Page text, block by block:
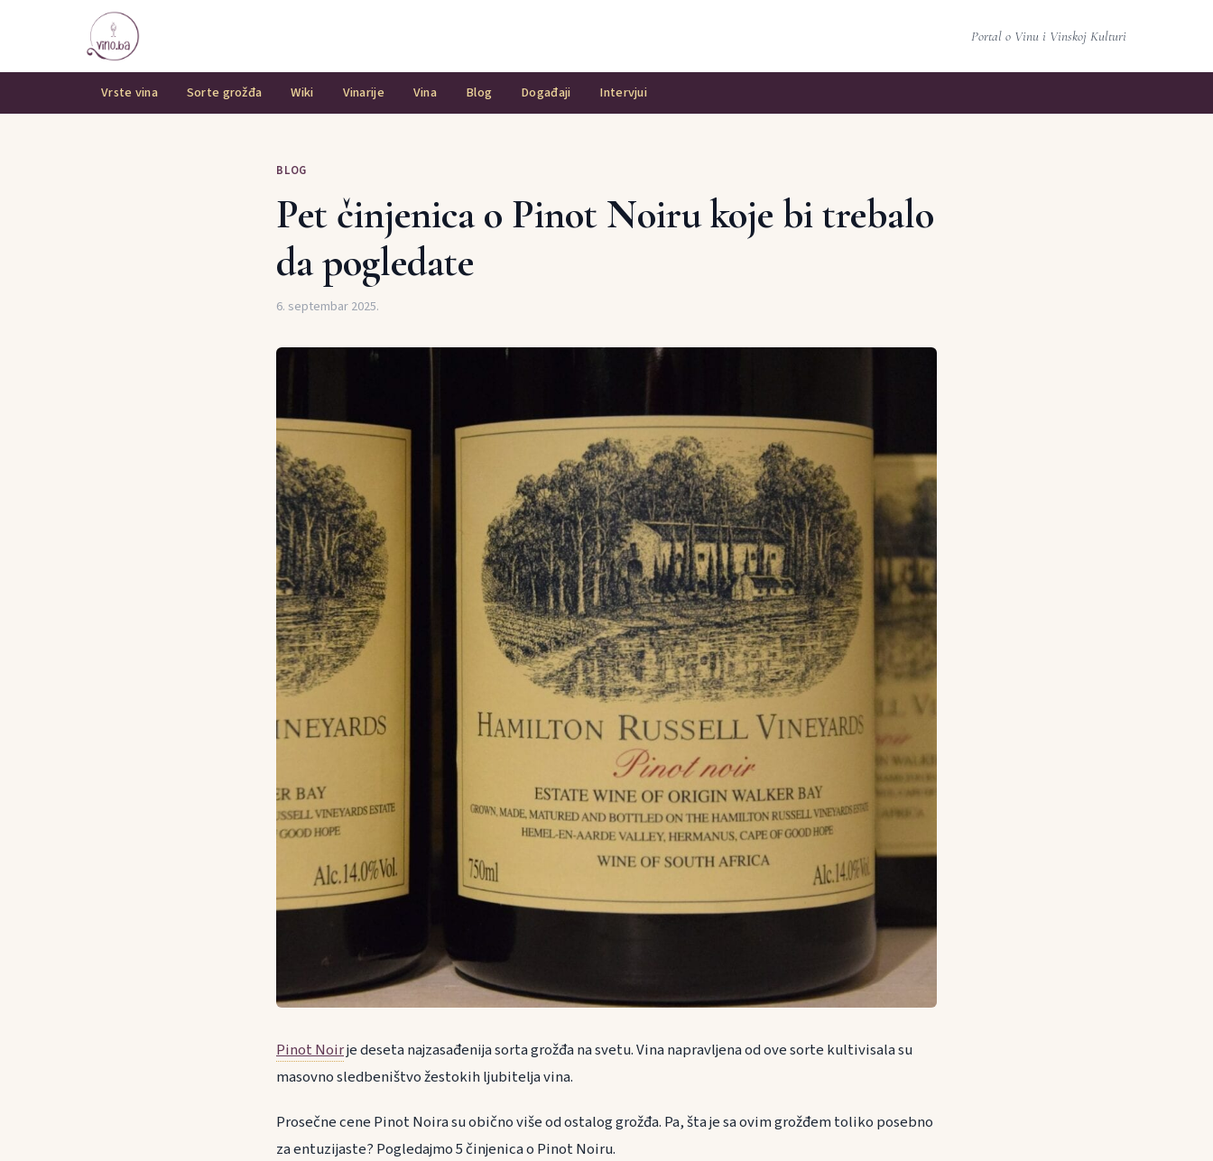
Portal o Vinu i Vinskoj Kulturi
Vrste vina Sorte grožđa Wiki Vinarije Vina Blog Događaji Intervjui
BLOG
Pet činjenica o Pinot Noiru koje bi trebalo
da pogledate
6. septembar 2025.
Pinot Noirje deseta najzasađenija sorta grožđa na svetu. Vina napravljena od ove sorte kultivisala su
masovno sledbeništvo žestokih ljubitelja vina.
Prosečne cene Pinot Noira su obično više od ostalog grožđa. Pa, šta je sa ovim grožđem toliko posebno
za entuzijaste? Pogledajmo 5 činjenica o Pinot Noiru.